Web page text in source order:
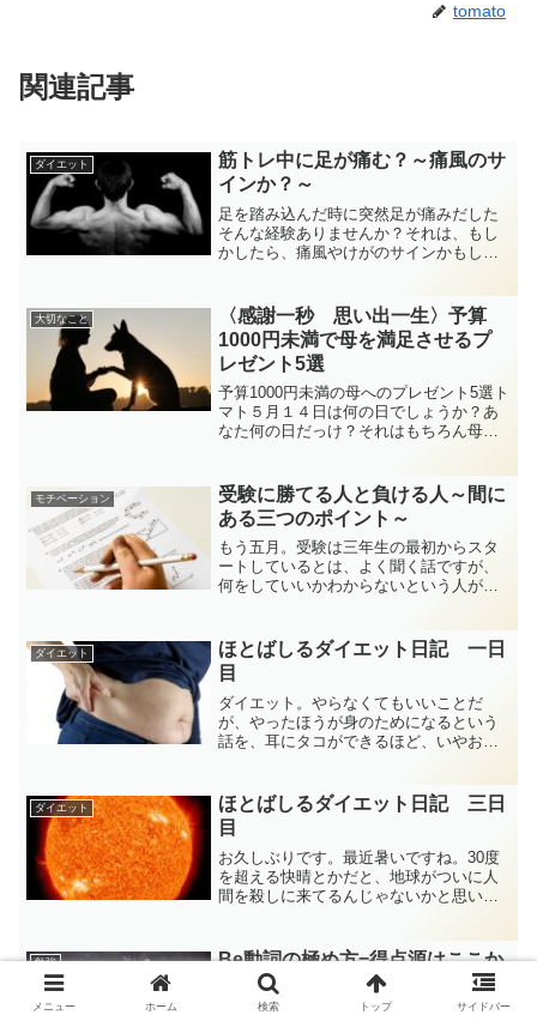
tomato
関連記事
ダイエット
筋トレ中に足が痛む？～痛風のサ
インか？～
足を踏み込んだ時に突然足が痛みだした
そんな経験ありませんか？それは、もし
かしたら、痛風やけがのサインかもしれ
然足が痛むで考えられること足の痛み＝
○○を見直すチャンスまず...
大切なこと
〈感謝一秒 思い出一生〉予算
1000円未満で母を満足させるプ
レゼント5選
予算1000円未満の母へのプレゼント5選ト
マト５月１４日は何の日でしょうか？あ
なた何の日だっけ？それはもちろん母の
しまうことも多いです。でもそんなとき
に限ってないのが、...
モチベーション
受験に勝てる人と負ける人～間に
ある三つのポイント～
もう五月。受験は三年生の最初からスタ
ートしているとは、よく聞く話ですが、
何をしていいかわからないという人がほ
た人には何から始めたらいいかわからな
いと思います。なのでまず...
ダイエット
ほとばしるダイエット日記 一日
目
ダイエット。やらなくてもいいことだ
が、やったほうが身のためになるという
話を、耳にタコができるほど、いやおな
だとわかってるのに、勉強できない。明
日は仕事だとわかってるのに...
ダイエット
ほとばしるダイエット日記 三日
目
お久しぶりです。最近暑いですね。30度
を超える快晴とかだと、地球がついに人
間を殺しに来てるんじゃないかと思いま
そんな暑さに負けずに頑張りましょう！
体重今日の体重は朝94...
勉強
Be動詞の極め方=得点源はここか
ら狙え！
基本のおさらい生徒be動詞なんて誰でも
メニュー ホーム 検索 トップ サイドバー